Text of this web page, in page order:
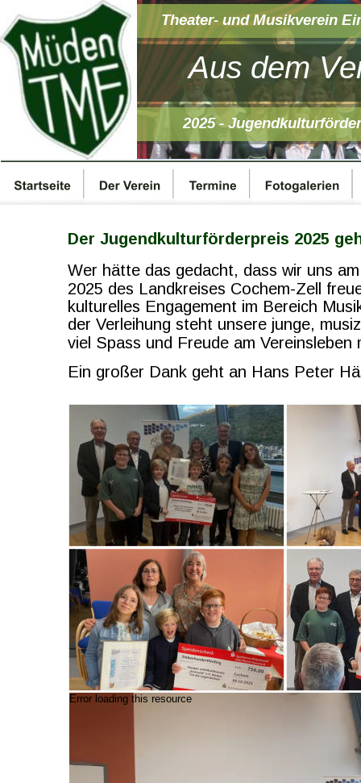
Aus dem
2025 -
Theater- und Musikverein
Der Jugendkulturförderpreis 2025
Wer hätte das gedacht, dass wir uns
2025 des Landkreises Cochem-Zell
kulturelles Engagement im Bereich
der Verleihung steht unsere junge,
viel Spass und Freude am
Ein großer Dank geht an Hans Peter
Error loading this resource